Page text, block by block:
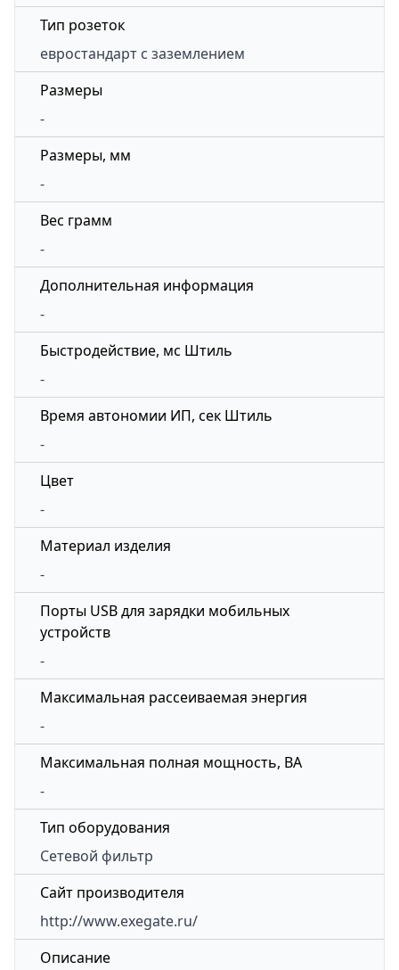
Тип розеток
евростандарт с заземлением
Размеры
-
Размеры, мм
-
Вес грамм
-
Дополнительная информация
-
Быстродействие, мс Штиль
-
Время автономии ИП, сек Штиль
-
Цвет
-
Материал изделия
-
Порты USB для зарядки мобильных
устройств
-
Максимальная рассеиваемая энергия
-
Максимальная полная мощность, ВА
-
Тип оборудования
Сетевой фильтр
Сайт производителя
http://www.exegate.ru/
Описание